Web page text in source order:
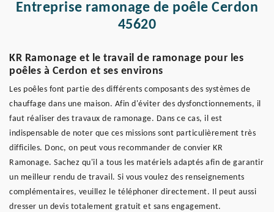
Entreprise ramonage de poêle Cerdon
45620
KR Ramonage et le travail de ramonage pour les
poêles à Cerdon et ses environs
Les poêles font partie des différents composants des systèmes de
chauffage dans une maison. Afin d'éviter des dysfonctionnements, il
faut réaliser des travaux de ramonage. Dans ce cas, il est
indispensable de noter que ces missions sont particulièrement très
difficiles. Donc, on peut vous recommander de convier KR
Ramonage. Sachez qu'il a tous les matériels adaptés afin de garantir
un meilleur rendu de travail. Si vous voulez des renseignements
complémentaires, veuillez le téléphoner directement. Il peut aussi
dresser un devis totalement gratuit et sans engagement.